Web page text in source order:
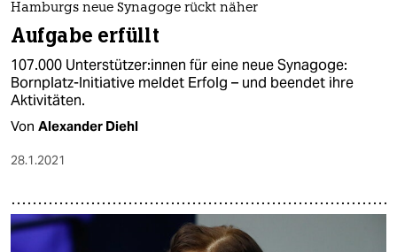
Hamburgs neue Synagoge rückt näher
Aufgabe erfüllt
107.000 Un­ter­s­tüt­ze­r:in­nen für eine neue Synagoge:
Bornplatz-Initiative meldet Erfolg – und beendet ihre
Aktivitäten.
Von Alexander Diehl
28.1.2021